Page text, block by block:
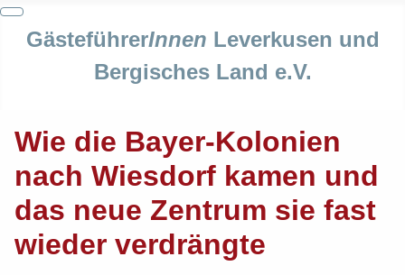
GästeführerInnen Leverkusen und
Bergisches Land e.V.
Wie die Bayer-Kolonien
nach Wiesdorf kamen und
das neue Zentrum sie fast
wieder verdrängte